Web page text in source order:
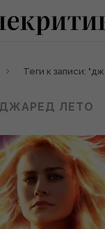
Теги к записи:
ДЖАРЕД ЛЕТО